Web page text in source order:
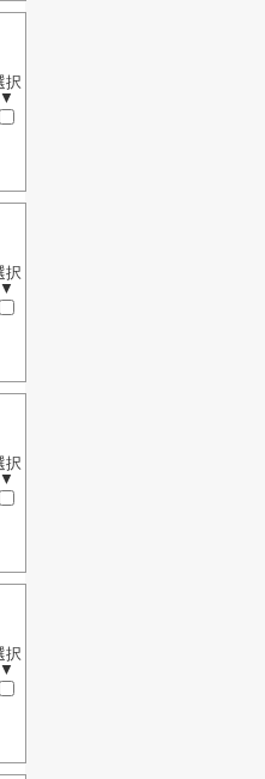
択
▼
択
▼
択
▼
択
▼